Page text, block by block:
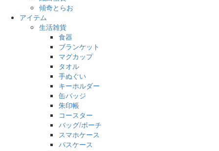
傾奇とらお
アイテム
生活雑貨
食器
ブランケット
マグカップ
タオル
手ぬぐい
キーホルダー
缶バッジ
朱印帳
コースター
バッグ/ポーチ
スマホケース
パスケース